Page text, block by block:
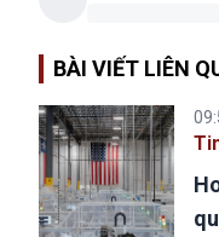
BÀI VIẾT LIÊN